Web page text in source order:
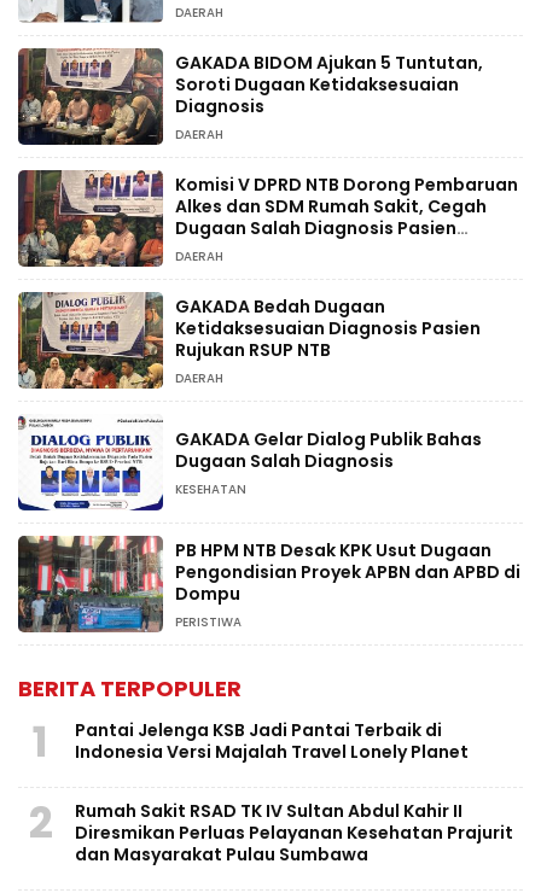
DAERAH
GAKADA BIDOM Ajukan 5 Tuntutan,
Soroti Dugaan Ketidaksesuaian
Diagnosis
DAERAH
Komisi V DPRD NTB Dorong Pembaruan
Alkes dan SDM Rumah Sakit, Cegah
Dugaan Salah Diagnosis Pasien
Rujukan Bima-Dompu
DAERAH
GAKADA Bedah Dugaan
Ketidaksesuaian Diagnosis Pasien
Rujukan RSUP NTB
DAERAH
GAKADA Gelar Dialog Publik Bahas
Dugaan Salah Diagnosis
KESEHATAN
PB HPM NTB Desak KPK Usut Dugaan
Pengondisian Proyek APBN dan APBD di
Dompu
PERISTIWA
BERITA TERPOPULER
1
Pantai Jelenga KSB Jadi Pantai Terbaik di
Indonesia Versi Majalah Travel Lonely Planet
2
Rumah Sakit RSAD TK IV Sultan Abdul Kahir II
Diresmikan Perluas Pelayanan Kesehatan Prajurit
dan Masyarakat Pulau Sumbawa